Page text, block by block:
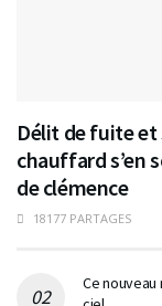
Délit de fuite
chauffard s’en
de clémence
18177 PARTAGES
Ce